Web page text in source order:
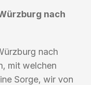
nach
nach
mit welchen
Sorge, wir von